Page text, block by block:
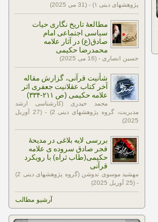
پژوهشهای دینی ۱) - (31 می 2025)
مطالعۀ تاریخ نگاری حیات
سیاسی اجتماعی امام
صادق(ع) در آثار علامه
محمدرضا حکیمی
حسین انصاری - (16 می 2025)
شأنیت قرآنی، گزارش مقاله
آخر کتاب عقلانیت جعفری اثر
علامه حکیمی (ص ۲۱۱-۳۳۴)
محمد حیدری (کارشناسی ارشد
مدیریت، گروه پژوهشهای دینی 2) - (27 آوریل
2025)
بررسی لایه بلاغی در مدیحۀ
فجر صادق سروده ی علامه
حکیمی(طاب ثراه) با رویکرد
قرآنی
مهشید موسوی ندوشن (گروه پژوهشهای دینی 2)
- (25 آوریل 2025)
آرشیو مطالب